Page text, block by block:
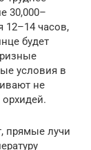
30,000–
12–14 часов,
будет
условия в
не
прямые лучи